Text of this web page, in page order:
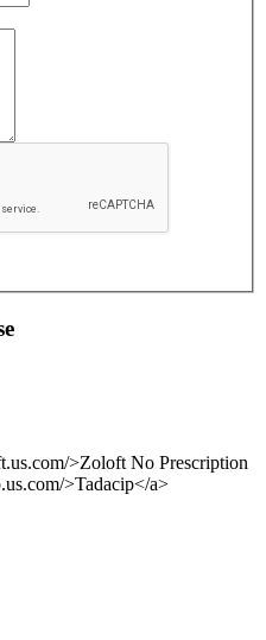
>Zoloft No Prescription
>Tadacip</a>